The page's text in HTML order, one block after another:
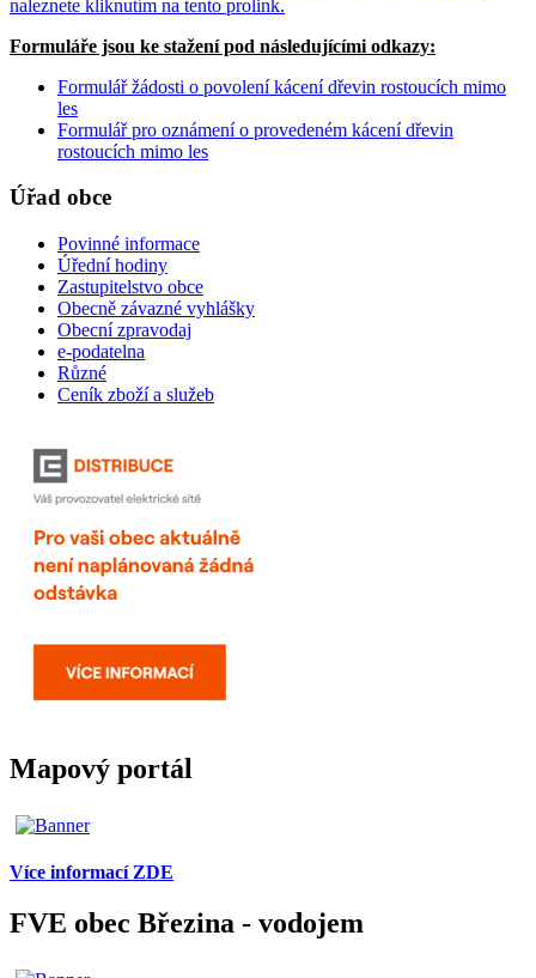
naleznete kliknutím na tento prolink.
Formuláře jsou ke stažení pod následujícími odkazy:
Formulář žádosti o povolení kácení dřevin rostoucích mimo
les
Formulář pro oznámení o provedeném kácení dřevin
rostoucích mimo les
Úřad obce
Povinné informace
Úřední hodiny
Zastupitelstvo obce
Obecně závazné vyhlášky
Obecní zpravodaj
e-podatelna
Různé
Ceník zboží a služeb
Mapový portál
Více informací ZDE
FVE obec Březina - vodojem